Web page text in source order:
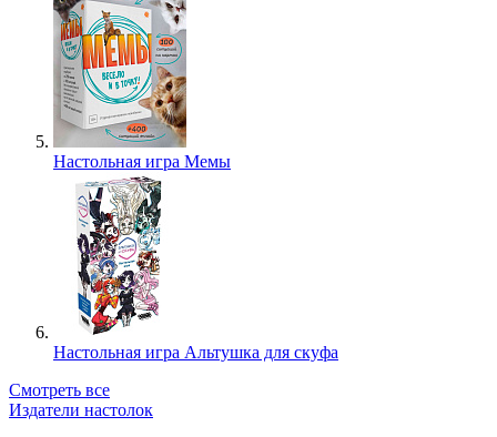
Настольная игра Мемы
Настольная игра Альтушка для скуфа
Смотреть все
Издатели настолок